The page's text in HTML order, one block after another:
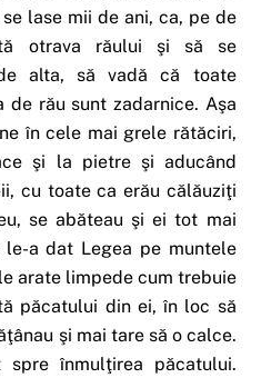
lase mii de ani, ca, pe de
otrava răului şi să se
alta, să vadă că toate
rău sunt zadarnice. Aşa
în cele mai grele rătăciri,
şi la pietre şi aducând
cu toate ca erău călăuziţi
se abăteau şi ei tot mai
le-a dat Legea pe muntele
arate limpede cum trebuie
păcatului din ei, în loc să
şi mai tare să o calce.
înmulţirea păcatului.